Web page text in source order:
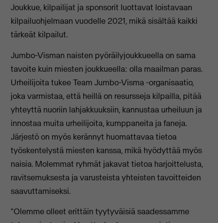
Joukkue, kilpailijat ja sponsorit luottavat loistavaan
kilpailuohjelmaan vuodelle 2021, mikä sisältää kaikki
tärkeät kilpailut.
Jumbo-Visman naisten pyöräilyjoukkueella on sama
tavoite kuin miesten joukkueella: olla maailman paras.
Urheilijoita tukee Team Jumbo-Visma -organisaatio,
joka varmistaa, että heillä on resursseja kilpailla, pitää
yhteyttä nuoriin lahjakkuuksiin, kannustaa urheiluun ja
innostaa muita urheilijoita, kumppaneita ja faneja.
Järjestö on myös kerännyt huomattavaa tietoa
työskentelystä miesten kanssa, mikä hyödyttää myös
naisia. Molemmat ryhmät jakavat tietoa harjoittelusta,
ravitsemuksesta ja varusteista yhteisten tavoitteiden
saavuttamiseksi.
"Olemme olleet erittäin tyytyväisiä saadessamme